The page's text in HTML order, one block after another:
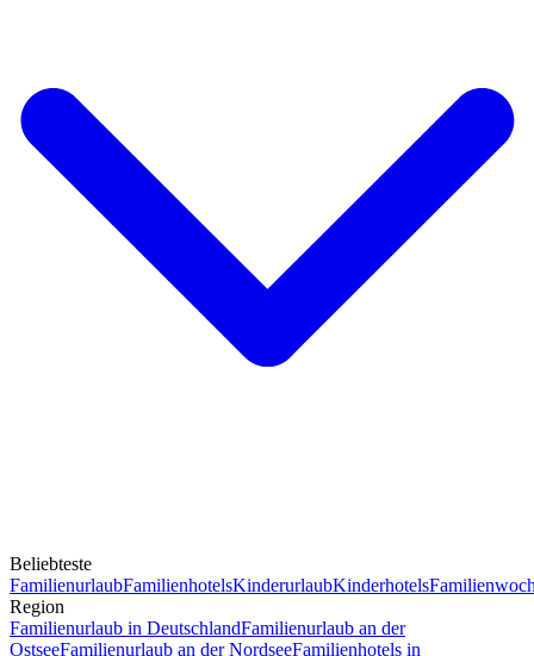
Beliebteste
FamilienurlaubFamilienhotelsKinderurlaubKinderhotels
Region
Familienurlaub in DeutschlandFamilienurlaub an der
OstseeFamilienurlaub an der NordseeFamilienhotels in